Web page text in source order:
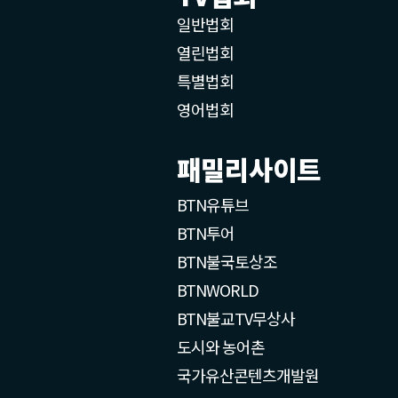
일반법회
열린법회
특별법회
영어법회
패밀리사이트
BTN유튜브
BTN투어
BTN불국토상조
BTNWORLD
BTN불교TV무상사
도시와 농어촌
국가유산콘텐츠개발원